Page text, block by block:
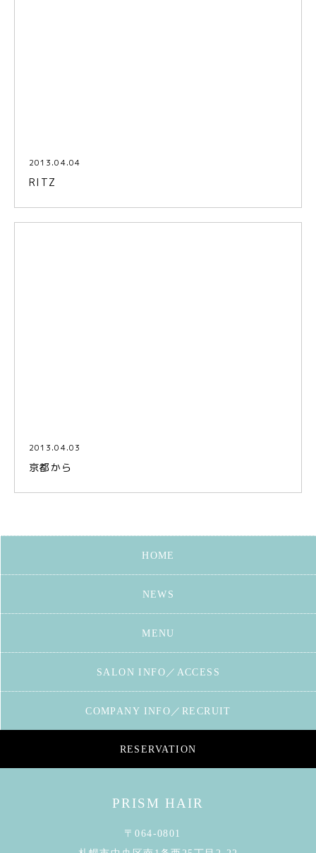
2013.04.04
RITZ
2013.04.03
京都から
HOME
NEWS
MENU
SALON INFO／ACCESS
COMPANY INFO／RECRUIT
RESERVATION
PRISM HAIR
〒064-0801